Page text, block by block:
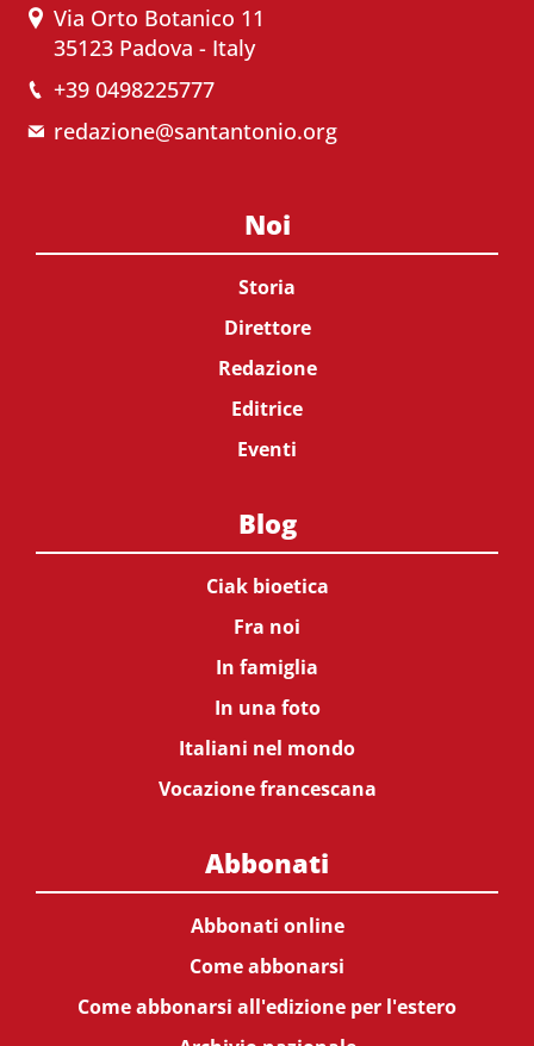
Via Orto Botanico 11
35123 Padova - Italy
+39 0498225777
redazione@santantonio.org
Noi
Storia
Direttore
Redazione
Editrice
Eventi
Blog
Ciak bioetica
Fra noi
In famiglia
In una foto
Italiani nel mondo
Vocazione francescana
Abbonati
Abbonati online
Come abbonarsi
Come abbonarsi all'edizione per l'estero